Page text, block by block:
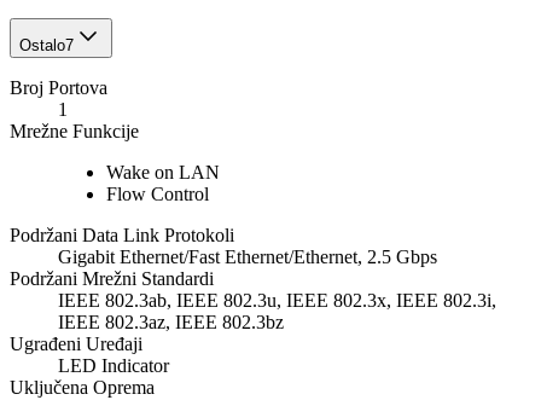
Ostalo7
Broj Portova
1
Mrežne Funkcije
Wake on LAN
Flow Control
Podržani Data Link Protokoli
Gigabit Ethernet/Fast Ethernet/Ethernet, 2.5 Gbps
Podržani Mrežni Standardi
IEEE 802.3ab, IEEE 802.3u, IEEE 802.3x, IEEE 802.3i,
IEEE 802.3az, IEEE 802.3bz
Ugrađeni Uređaji
LED Indicator
Uključena Oprema